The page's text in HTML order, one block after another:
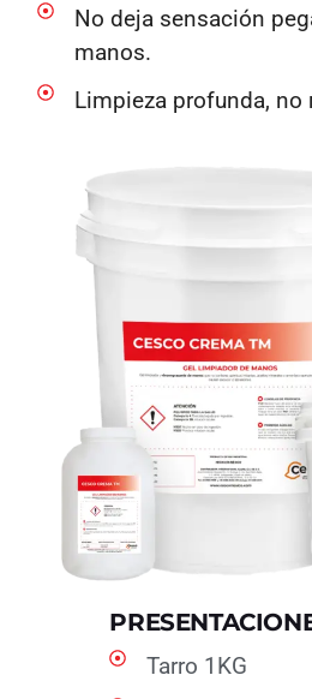
No deja sensación
manos.
Limpieza profunda, no
Tarro 1KG